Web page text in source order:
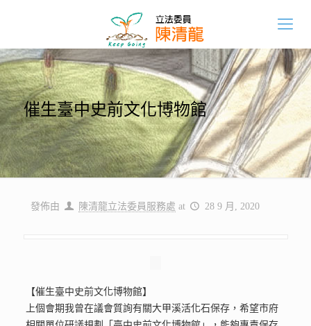
催生臺中史前文化博物館
發佈由 陳清龍立法委員服務處 at 28 9 月, 2020
【催生臺中史前文化博物館】
上個會期我曾在議會質詢有關大甲溪活化石保存，希望市府